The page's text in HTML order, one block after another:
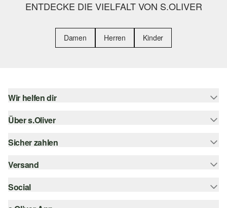
ENTDECKE DIE VIELFALT VON S.OLIVER
Damen Herren Kinder
Wir helfen dir
Hilfe & FAQ
Über s.Oliver
Newsletter
Sicher zahlen
Rechnung
Versand
Sendungsverfolgung
Post AT
Social